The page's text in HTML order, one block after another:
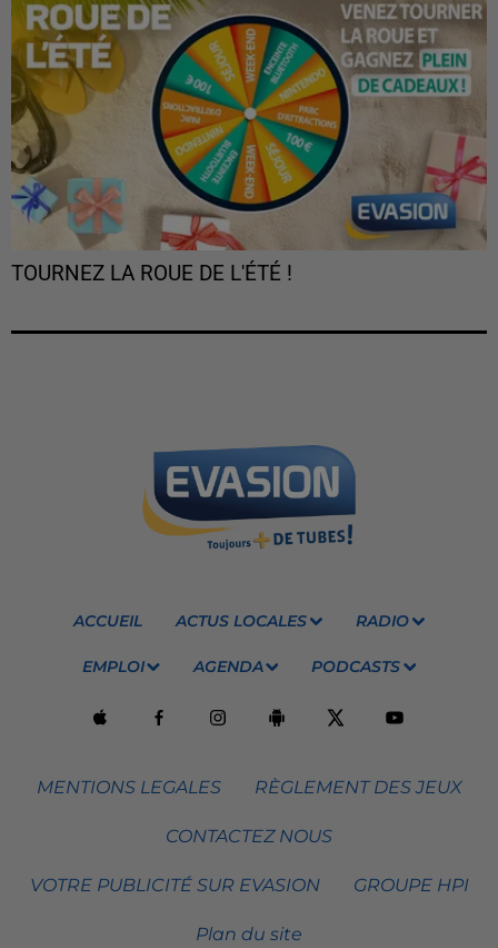
TOURNEZ LA ROUE DE L'ÉTÉ !
ACCUEIL ACTUS LOCALES RADIO
EMPLOI AGENDA PODCASTS
MENTIONS LEGALES RÈGLEMENT DES JEUX
CONTACTEZ NOUS
VOTRE PUBLICITÉ SUR EVASION GROUPE HPI
Plan du site